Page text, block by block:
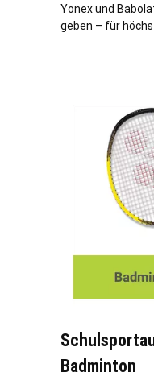
Yonex und
geben – für
Badminton